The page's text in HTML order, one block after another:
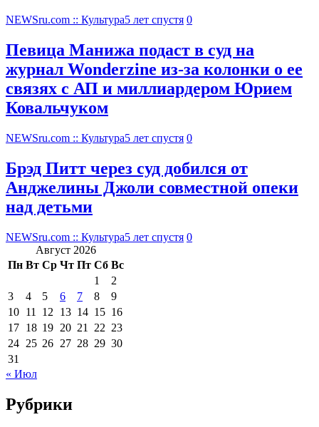
NEWSru.com :: Культура5 лет спустя 0
Певица Манижа подаст в суд на
журнал Wonderzine из-за колонки о ее
связях с АП и миллиардером Юрием
Ковальчуком
NEWSru.com :: Культура5 лет спустя 0
Брэд Питт через суд добился от
Анджелины Джоли совместной опеки
над детьми
NEWSru.com :: Культура5 лет спустя 0
Август 2026
Пн Вт Ср Чт Пт Сб Вс
1
2
3
4 5 6 7 8
9
10 11 12 13 14 15 16
17 18 19 20 21 22 23
24 25 26 27 28 29 30
31
« Июл
Рубрики